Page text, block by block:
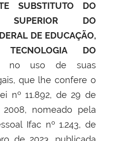
SUBSTITUTO DO
SUPERIOR DO
DE EDUCAÇÃO,
DO
no uso de suas
que lhe confere o
nº 11.892, de 29 de
nomeado pela
Ifac nº 1.243, de